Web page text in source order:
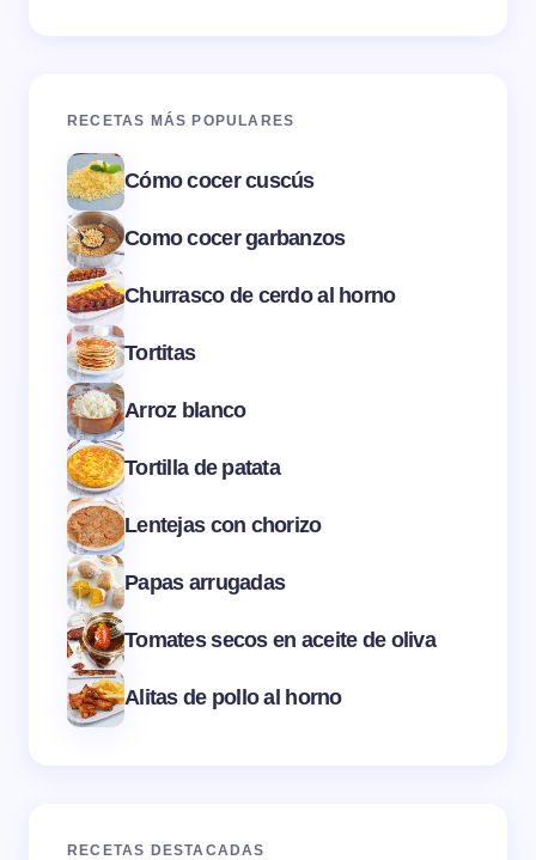
RECETAS MÁS POPULARES
Cómo cocer cuscús
Como cocer garbanzos
Churrasco de cerdo al horno
Tortitas
Arroz blanco
Tortilla de patata
Lentejas con chorizo
Papas arrugadas
Tomates secos en aceite de oliva
Alitas de pollo al horno
RECETAS DESTACADAS